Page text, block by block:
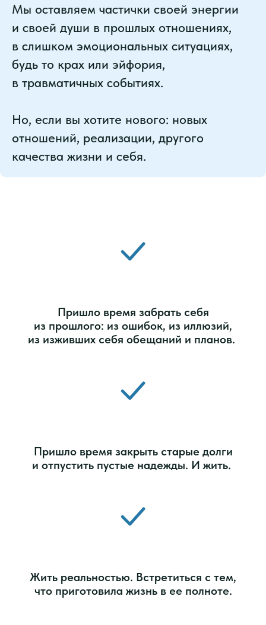
Мы оставляем частички своей энергии
и своей души в прошлых отношениях,
в слишком эмоциональных ситуациях,
будь то крах или эйфория,
в травматичных событиях.
Но, если вы хотите нового: новых
отношений, реализации, другого
качества жизни и себя.
Пришло время забрать себя
из прошлого: из ошибок, из иллюзий,
из изживших себя обещаний и планов.
Пришло время закрыть старые долги
и отпустить пустые надежды. И жить.
Жить реальностью. Встретиться с тем,
что приготовила жизнь в ее полноте.